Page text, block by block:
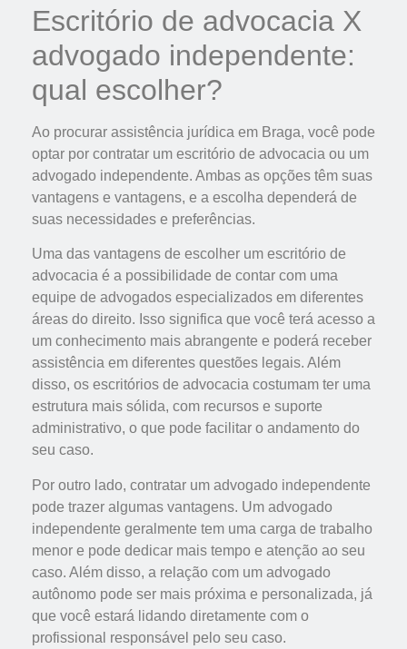
Escritório de advocacia X
advogado independente:
qual escolher?
Ao procurar assistência jurídica em Braga, você pode
optar por contratar um escritório de advocacia ou um
advogado independente. Ambas as opções têm suas
vantagens e vantagens, e a escolha dependerá de
suas necessidades e preferências.
Uma das vantagens de escolher um escritório de
advocacia é a possibilidade de contar com uma
equipe de advogados especializados em diferentes
áreas do direito. Isso significa que você terá acesso a
um conhecimento mais abrangente e poderá receber
assistência em diferentes questões legais. Além
disso, os escritórios de advocacia costumam ter uma
estrutura mais sólida, com recursos e suporte
administrativo, o que pode facilitar o andamento do
seu caso.
Por outro lado, contratar um advogado independente
pode trazer algumas vantagens. Um advogado
independente geralmente tem uma carga de trabalho
menor e pode dedicar mais tempo e atenção ao seu
caso. Além disso, a relação com um advogado
autônomo pode ser mais próxima e personalizada, já
que você estará lidando diretamente com o
profissional responsável pelo seu caso.